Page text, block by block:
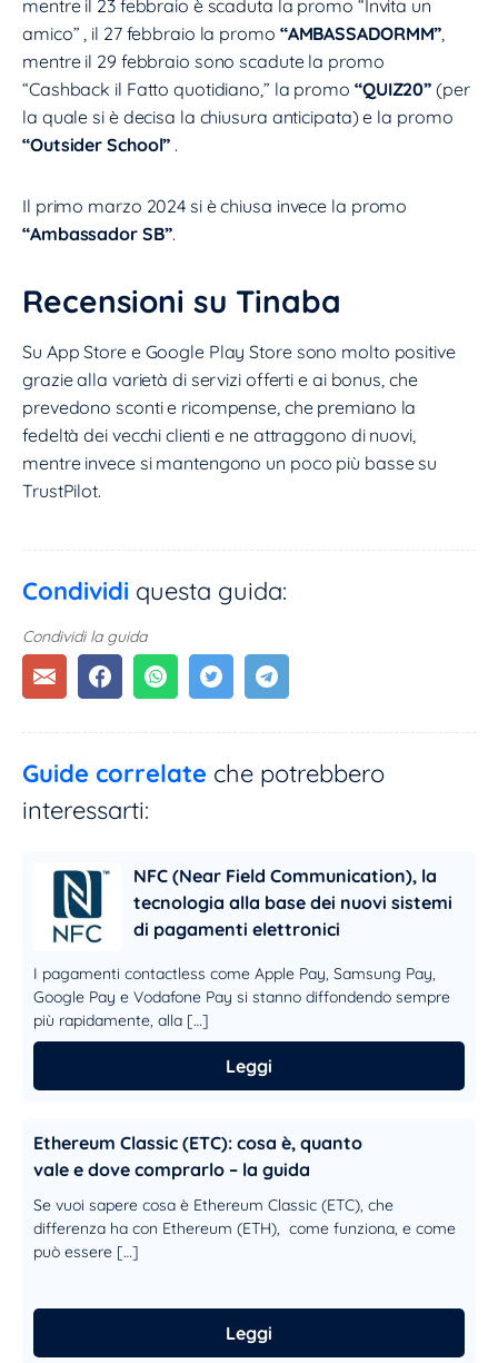
mentre il 23 febbraio è scaduta la promo “Invita un
amico” , il 27 febbraio la promo “AMBASSADORMM”,
mentre il 29 febbraio sono scadute la promo
“Cashback il Fatto quotidiano,” la promo “QUIZ20”(per
la quale si è decisa la chiusura anticipata) e la promo
“Outsider School”.
Il primo marzo 2024 si è chiusa invece la promo
“Ambassador SB”.
Recensioni su Tinaba
Su App Store e Google Play Store sono molto positive
grazie alla varietà di servizi offerti e ai bonus, che
prevedono sconti e ricompense, che premiano la
fedeltà dei vecchi clienti e ne attraggono di nuovi,
mentre invece si mantengono un poco più basse su
TrustPilot.
Condividi questa guida:
Condividi la guida
Guide correlate che potrebbero
interessarti:
NFC (Near Field Communication), la
tecnologia alla base dei nuovi sistemi
di pagamenti elettronici
I pagamenti contactless come Apple Pay, Samsung Pay,
Google Pay e Vodafone Pay si stanno diffondendo sempre
più rapidamente, alla […]
Leggi
Ethereum Classic (ETC): cosa è, quanto
vale e dove comprarlo – la guida
Se vuoi sapere cosa è Ethereum Classic (ETC), che
differenza ha con Ethereum (ETH), come funziona, e come
può essere […]
Leggi